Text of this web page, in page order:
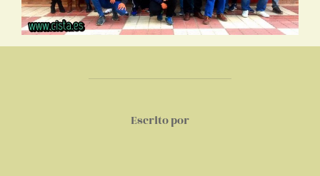
AUTOR DE LA PUBLICACIÓN
Escrito por